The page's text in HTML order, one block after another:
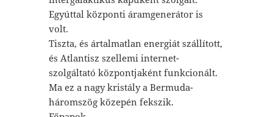
Egyúttal központi áramgenerátor is
volt.
Tiszta, és ártalmatlan energiát szállított,
és Atlantisz szellemi internet-
szolgáltató központjaként funkcionált.
Ma ez a nagy kristály a Bermuda-
háromszög közepén fekszik.